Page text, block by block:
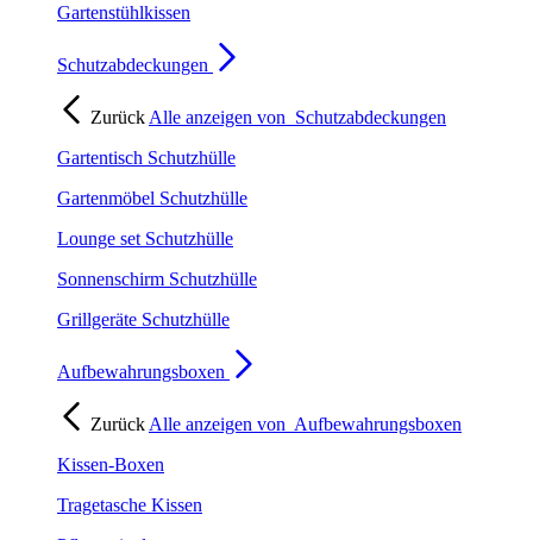
Gartenstühlkissen
Schutzabdeckungen
Zurück Alle anzeigen von Schutzabdeckungen
Gartentisch Schutzhülle
Gartenmöbel Schutzhülle
Lounge set Schutzhülle
Sonnenschirm Schutzhülle
Grillgeräte Schutzhülle
Aufbewahrungsboxen
Zurück Alle anzeigen von Aufbewahrungsboxen
Kissen-Boxen
Tragetasche Kissen